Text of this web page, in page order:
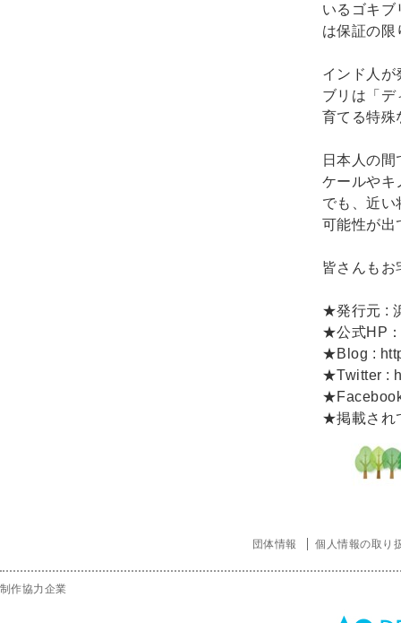
いるゴキブ
は保証の限
インド人が
ブリは「デ
育てる特殊
日本人の
ケールやキ
でも、近い
可能性が出
皆さんもお
★発行元 :
★公式HP
★Blog :
★Twitter :
★掲載され
団体情報 個人情報の取り
制作協力企業